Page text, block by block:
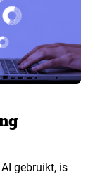
gebruikt, is